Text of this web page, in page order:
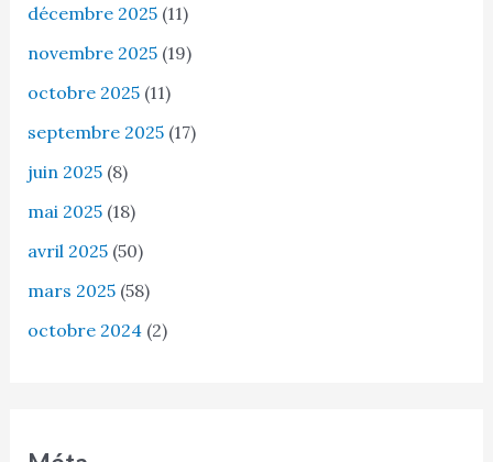
décembre 2025(11)
novembre 2025(19)
octobre 2025(11)
septembre 2025(17)
juin 2025(8)
mai 2025(18)
avril 2025(50)
mars 2025(58)
octobre 2024(2)